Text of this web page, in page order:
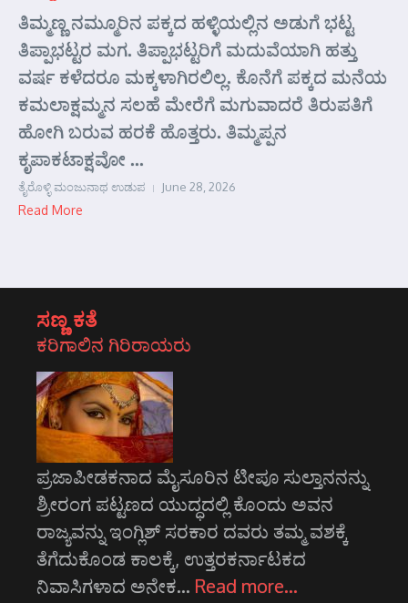
ತಿಮ್ಮಣ್ಣ ನಮ್ಮೂರಿನ ಪಕ್ಕದ ಹಳ್ಳಿಯಲ್ಲಿನ ಅಡುಗೆ ಭಟ್ಟ
ತಿಪ್ಪಾಭಟ್ಟರ ಮಗ. ತಿಪ್ಪಾಭಟ್ಟರಿಗೆ ಮದುವೆಯಾಗಿ ಹತ್ತು
ವರ್ಷ ಕಳೆದರೂ ಮಕ್ಕಳಾಗಿರಲಿಲ್ಲ. ಕೊನೆಗೆ ಪಕ್ಕದ ಮನೆಯ
ಕಮಲಾಕ್ಷಮ್ಮನ ಸಲಹೆ ಮೇರೆಗೆ ಮಗುವಾದರೆ ತಿರುಪತಿಗೆ
ಹೋಗಿ ಬರುವ ಹರಕೆ ಹೊತ್ತರು. ತಿಮ್ಮಪ್ಪನ
ಕೃಪಾಕಟಾಕ್ಷವೋ ...
ತೈರೊಳ್ಳಿ ಮಂಜುನಾಥ ಉಡುಪ June 28, 2026
Read More
ಸಣ್ಣ ಕತೆ
ಕರಿಗಾಲಿನ ಗಿರಿರಾಯರು
ಪ್ರಜಾಪೀಡಕನಾದ ಮೈಸೂರಿನ ಟೀಪೂ ಸುಲ್ತಾನನನ್ನು
ಶ್ರೀರಂಗ ಪಟ್ಟಣದ ಯುದ್ಧದಲ್ಲಿ ಕೊಂದು ಅವನ
ರಾಜ್ಯವನ್ನು ಇಂಗ್ಲಿಶ್ ಸರಕಾರ ದವರು ತಮ್ಮ ವಶಕ್ಕೆ
ತೆಗೆದುಕೊಂಡ ಕಾಲಕ್ಕೆ, ಉತ್ತರಕರ್ನಾಟಕದ
ನಿವಾಸಿಗಳಾದ ಅನೇಕ… Read more…